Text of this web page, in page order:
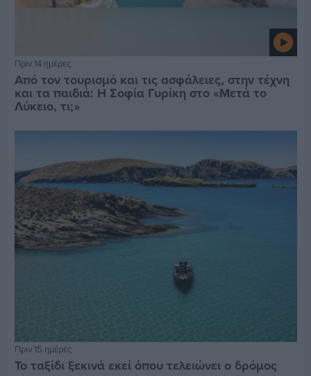
Πριν 14 ημέρες
Από τον τουρισμό και τις ασφάλειες, στην τέχνη
και τα παιδιά: Η Σοφία Γυρίκη στο «Μετά το
Λύκειο, τι;»
Πριν 15 ημέρες
Το ταξίδι ξεκινά εκεί όπου τελειώνει ο δρόμος